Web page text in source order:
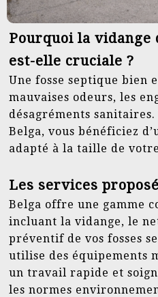
Pourquoi la vidange
est-elle cruciale ?
Une fosse septique bien
mauvaises odeurs, les
désagréments
Belga, vous bénéficiez
adapté à la taille de
Les services
Belga offre une gamme
incluant la vidange, le
préventif de vos fosses
utilise des équipements
un travail rapide et
les normes